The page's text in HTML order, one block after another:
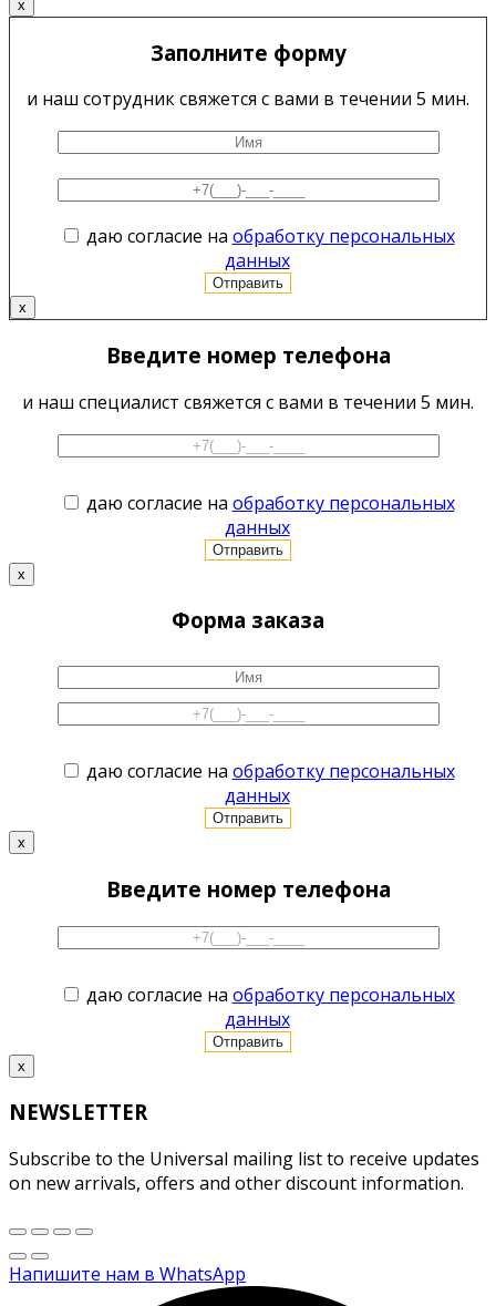
x
Заполните форму
и наш сотрудник свяжется с вами в течении 5 мин.
даю согласие на обработку персональных
данных
x
Введите номер телефона
и наш специалист свяжется с вами в течении 5 мин.
даю согласие на обработку персональных
данных
x
Форма заказа
даю согласие на обработку персональных
данных
x
Введите номер телефона
даю согласие на обработку персональных
данных
x
NEWSLETTER
Subscribe to the Universal mailing list to receive updates
on new arrivals, offers and other discount information.
Напишите нам в WhatsApp